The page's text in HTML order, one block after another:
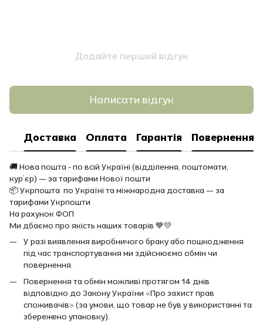
Додайте перший відгук
Написати відгук
Доставка Оплата Гарантія Повернення
🚚 Нова пошта - по всій Україні (відділення, поштомати,
кур’єр) — за тарифами Нової пошти
📦 Укрпошта по Україні та міжнародна доставка — за
тарифами Укрпошти
На рахунок ФОП
Ми дбаємо про якість наших товарів 💙💛
У разі виявлення виробничого браку або пошкодження
під час транспортування ми здійснюємо обмін чи
повернення.
Повернення та обмін можливі протягом 14 днів
відповідно до Закону України «Про захист прав
споживачів» (за умови, що товар не був у використанні та
збережено упаковку).